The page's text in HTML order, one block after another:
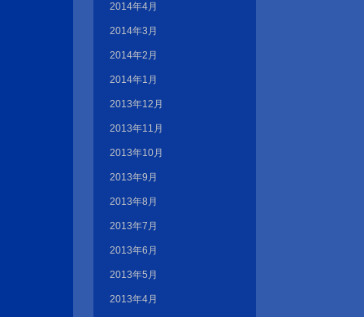
2014年4月
2014年3月
2014年2月
2014年1月
2013年12月
2013年11月
2013年10月
2013年9月
2013年8月
2013年7月
2013年6月
2013年5月
2013年4月